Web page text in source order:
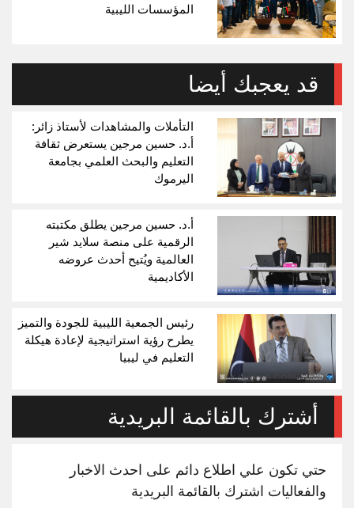
المؤسسات الليبية
قد يعجبك أيضا
التأملات والمشاهدات لأستاذ زائر:
أ.د. حسين مرجين يستعرض ثقافة
التعليم والبحث العلمي بجامعة
اليرموك
أ.د. حسين مرجين يطلق مكتبته
الرقمية على منصة سلايد شير
العالمية ويُتيح أحدث عروضه
الأكاديمية
رئيس الجمعية الليبية للجودة والتميز
يطرح رؤية استراتيجية لإعادة هيكلة
التعليم في ليبيا
أشترك بالقائمة البريدية
حتي تكون علي اطلاع دائم على احدث الاخبار
والفعاليات اشترك بالقائمة البريدية